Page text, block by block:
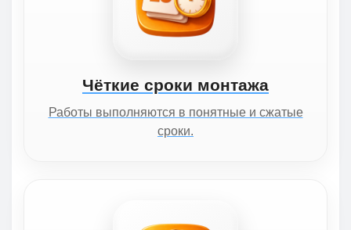
Чёткие сроки монтажа
Работы выполняются в понятные и сжатые
сроки.